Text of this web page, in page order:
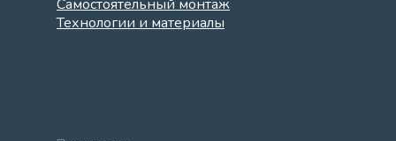
Самостоятельный монтаж
Технологии и материалы